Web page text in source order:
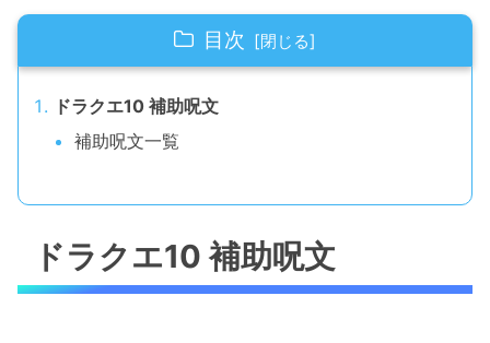
目次
ドラクエ10 補助呪文
補助呪文一覧
ドラクエ10 補助呪文